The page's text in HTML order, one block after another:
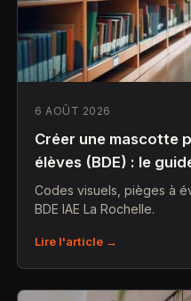
6 AOÛT 2026
Créer une mascotte
élèves (BDE) : le
Codes visuels, pièges à
BDE IAE La Rochelle.
Lire l'article →